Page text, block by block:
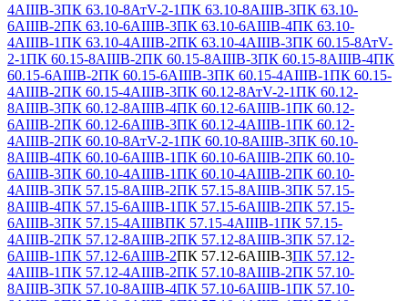
4АIIIВ-3ПК 63.10-8АтV-2-1ПК 63.10-8АIIIВ-3ПК 63.10-
6АIIIВ-2ПК 63.10-6АIIIВ-3ПК 63.10-6АIIIВ-4ПК 63.10-
4АIIIВ-1ПК 63.10-4АIIIВ-2ПК 63.10-4АIIIВ-3ПК 60.15-8АтV-
2-1ПК 60.15-8АIIIВ-2ПК 60.15-8АIIIВ-3ПК 60.15-8АIIIВ-4ПК
60.15-6АIIIВ-2ПК 60.15-6АIIIВ-3ПК 60.15-4АIIIВ-1ПК 60.15-
4АIIIВ-2ПК 60.15-4АIIIВ-3ПК 60.12-8АтV-2-1ПК 60.12-
8АIIIВ-3ПК 60.12-8АIIIВ-4ПК 60.12-6АIIIВ-1ПК 60.12-
6АIIIВ-2ПК 60.12-6АIIIВ-3ПК 60.12-4АIIIВ-1ПК 60.12-
4АIIIВ-2ПК 60.10-8АтV-2-1ПК 60.10-8АIIIВ-3ПК 60.10-
8АIIIВ-4ПК 60.10-6АIIIВ-1ПК 60.10-6АIIIВ-2ПК 60.10-
6АIIIВ-3ПК 60.10-4АIIIВ-1ПК 60.10-4АIIIВ-2ПК 60.10-
4АIIIВ-3ПК 57.15-8АIIIВ-2ПК 57.15-8АIIIВ-3ПК 57.15-
8АIIIВ-4ПК 57.15-6АIIIВ-1ПК 57.15-6АIIIВ-2ПК 57.15-
6АIIIВ-3ПК 57.15-4АIIIВПК 57.15-4АIIIВ-1ПК 57.15-
4АIIIВ-2ПК 57.12-8АIIIВ-2ПК 57.12-8АIIIВ-3ПК 57.12-
6АIIIВ-1ПК 57.12-6АIIIВ-2ПК 57.12-6АIIIВ-3ПК 57.12-
4АIIIВ-1ПК 57.12-4АIIIВ-2ПК 57.10-8АIIIВ-2ПК 57.10-
8АIIIВ-3ПК 57.10-8АIIIВ-4ПК 57.10-6АIIIВ-1ПК 57.10-